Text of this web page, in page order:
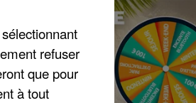
refuser
que pour
à tout